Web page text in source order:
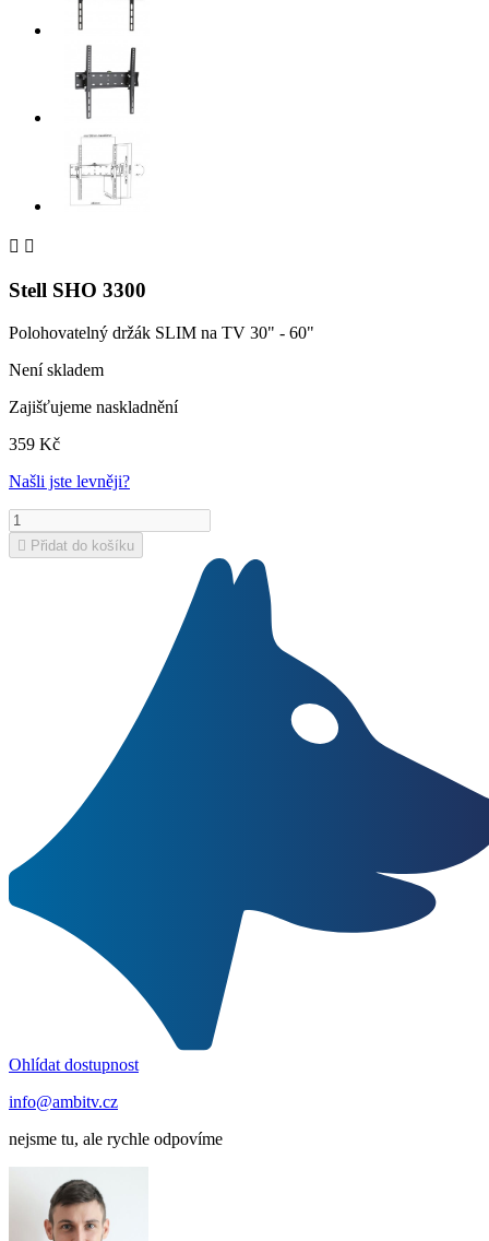
 
Stell SHO 3300
Polohovatelný držák SLIM na TV 30" - 60"
Není skladem
Zajišťujeme naskladnění
359 Kč
Našli jste levněji?
 Přidat do košíku
Ohlídat dostupnost
info@ambitv.cz
nejsme tu, ale rychle odpovíme